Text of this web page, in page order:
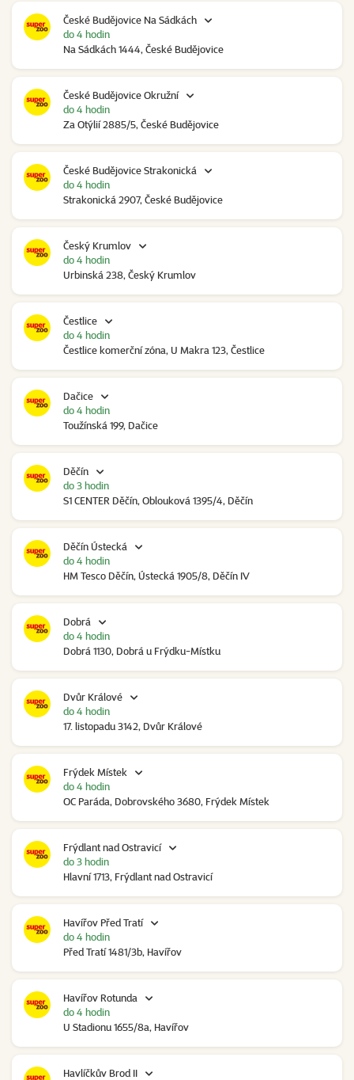
České Budějovice Na Sádkách
Na Sádkách 1444, České Budějovice
do 4 hodin
České Budějovice Okružní
Za Otýlií 2885/5, České Budějovice
do 4 hodin
České Budějovice Strakonická
Strakonická 2907, České Budějovice
do 4 hodin
Český Krumlov
Urbinská 238, Český Krumlov
do 4 hodin
Čestlice
Čestlice komerční zóna, U Makra 123, Čestlice
do 4 hodin
Dačice
Toužínská 199, Dačice
do 4 hodin
Děčín
S1 CENTER Děčín, Oblouková 1395/4, Děčín
do 3 hodin
Děčín Ústecká
HM Tesco Děčín, Ústecká 1905/8, Děčín IV
do 4 hodin
Dobrá
Dobrá 1130, Dobrá u Frýdku-Místku
do 4 hodin
Dvůr Králové
17. listopadu 3142, Dvůr Králové
do 4 hodin
Frýdek Místek
OC Paráda, Dobrovského 3680, Frýdek Místek
do 4 hodin
Frýdlant nad Ostravicí
Hlavní 1713, Frýdlant nad Ostravicí
do 3 hodin
Havířov Před Tratí
Před Tratí 1481/3b, Havířov
do 4 hodin
Havířov Rotunda
U Stadionu 1655/8a, Havířov
do 4 hodin
Havlíčkův Brod II